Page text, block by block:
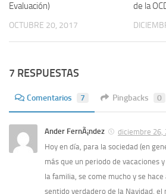
Evaluación)
OCTUBRE 20, 2017
de la
7 RESPUESTAS
Comentarios 7 Pingbacks 0
Ander FernÃ¡ndez
diciembre 26,
Hoy en dí­a, para la sociedad (en
más que un periodo de vacaciones
la familia, se come mucho y se
sentido verdadero de la Navidad, el